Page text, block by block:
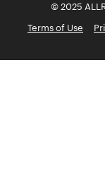
© 2025
Terms of Use